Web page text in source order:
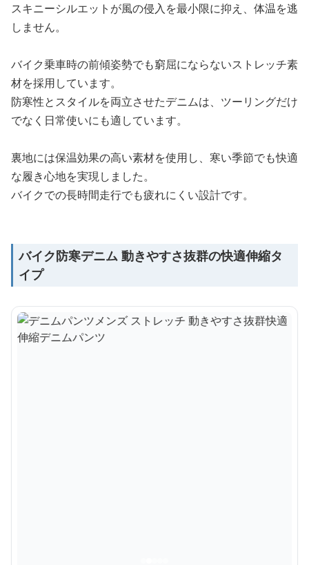
スキニーシルエットが風の侵入を最小限に抑え、体温を逃
しません。
バイク乗車時の前傾姿勢でも窮屈にならないストレッチ素
材を採用しています。
防寒性とスタイルを両立させたデニムは、ツーリングだけ
でなく日常使いにも適しています。
裏地には保温効果の高い素材を使用し、寒い季節でも快適
な履き心地を実現しました。
バイクでの長時間走行でも疲れにくい設計です。
バイク防寒デニム 動きやすさ抜群の快適伸縮タ
イプ